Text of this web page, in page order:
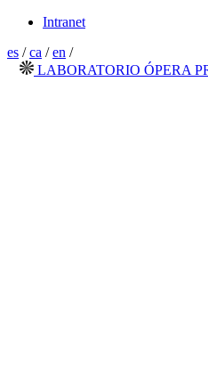
Intranet
es /ca /en /
LABORATORIO ÓPERA